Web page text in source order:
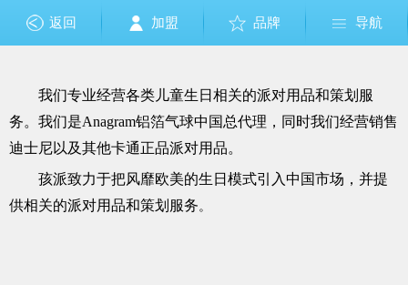
返回 加盟 品牌 导航
我们专业经营各类儿童生日相关的派对用品和策划服
务。我们是Anagram铝箔气球中国总代理，同时我们经营销售
迪士尼以及其他卡通正品派对用品。
孩派致力于把风靡欧美的生日模式引入中国市场，并提
供相关的派对用品和策划服务。